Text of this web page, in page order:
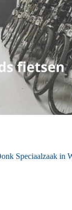
Speciaalzaak in